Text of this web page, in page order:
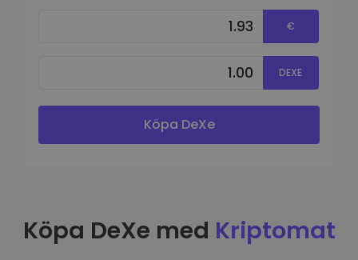
€
DEXE
Köpa DeXe
Köpa DeXe med Kriptomat